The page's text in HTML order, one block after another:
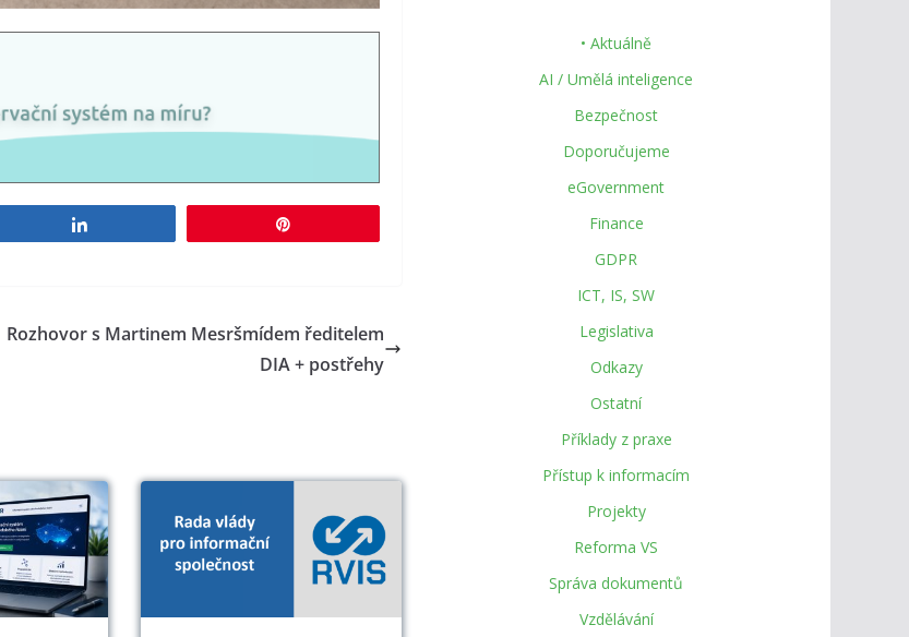
Rozhovor s Martinem Mesršmídem ředitelem
DIA + postřehy
• Aktuálně
AI / Umělá inteligence
Bezpečnost
Doporučujeme
eGovernment
Finance
GDPR
ICT, IS, SW
Legislativa
Odkazy
Ostatní
Příklady z praxe
Přístup k informacím
Projekty
Reforma VS
Správa dokumentů
Vzdělávání